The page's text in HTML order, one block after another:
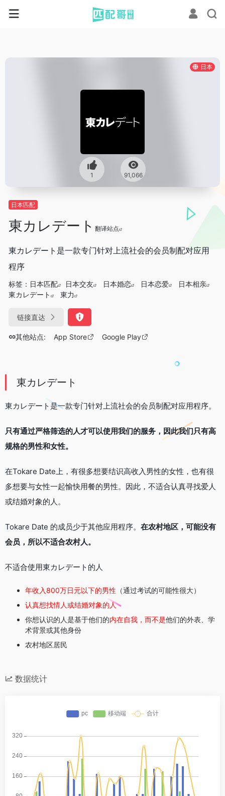
日本
1 91,066
日本匹配
東カレデート 翻译站点
東カレデート是一款专门针对上流社会的会员制配对应用
程序
标签： 日本匹配 日本交友 日本婚恋 日本恋爱
日本相亲
東カレデート
東力
链接直达
其他站点: App Store Google Play
東カレデート
東カレデート是一款专门针对上流社会的会员制配对应用程序。
只有通过严格筛选的人才可以使用我们的服务，因此我们只有高
规格的男性和女性。
在Tokare Date上， 有很多想要结识高收入男性的女性，也有很
多想要与女性一起愉快用餐的男性。因此，不适合认真寻找爱人
或结婚对象的人。
Tokare Date 的成员少于其他应用程序。 在农村地区，可能没有
会员，所以不适合农村人。
不适合使用東カレデート的人
年收入800万日元以下的男性 （通过考试的可能性很大）
认真想找情人或结婚对象的人
你想认识的人是基于他们的内在自我，而不是他们的外表、学
术背景或其他身份
农村地区居民
数据统计